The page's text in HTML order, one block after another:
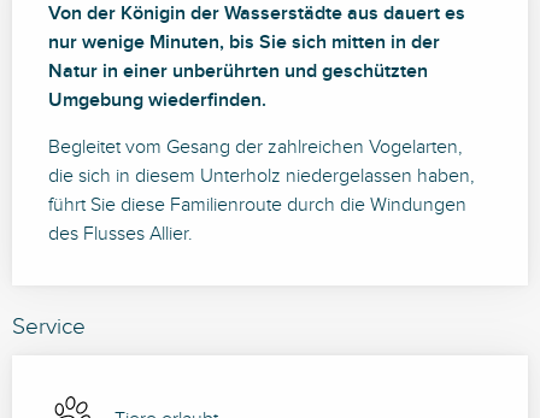
Von der Königin der Wasserstädte aus dauert es
nur wenige Minuten, bis Sie sich mitten in der
Natur in einer unberührten und geschützten
Umgebung wiederfinden.
Begleitet vom Gesang der zahlreichen Vogelarten,
die sich in diesem Unterholz niedergelassen haben,
führt Sie diese Familienroute durch die Windungen
des Flusses Allier.
Service